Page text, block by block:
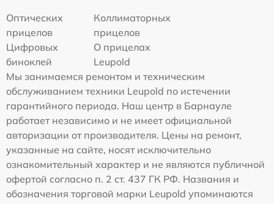
Оптических
прицелов
Коллиматорных
прицелов
Цифровых
биноклей
О прицелах
Leupold
Мы занимаемся ремонтом и техническим
обслуживанием техники Leupold по истечении
гарантийного периода. Наш центр в Барнауле
работает независимо и не имеет официальной
авторизации от производителя. Цены на ремонт,
указанные на сайте, носят исключительно
ознакомительный характер и не являются публичной
офертой согласно п. 2 ст. 437 ГК РФ. Названия и
обозначения торговой марки Leupold упоминаются